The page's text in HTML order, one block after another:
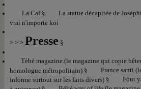
La Caf § La statue décapitée de
vrai n'importe koi
> > > Presse §
Tèbé magazine.(le magazine qui copie
homologue métropolitain) § France
informe surtout sur les faits divers) § Fout